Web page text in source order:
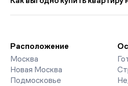
страницах ЖК доступны отзывы
строительства, интерактивный
организует просмотр и поможет
минимальной ставке. Чтобы
заявку на обратный звонок.
Расположение
Москва
Новая Москва
Подмосковье